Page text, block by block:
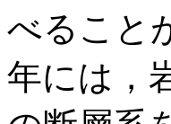
べること
年には，